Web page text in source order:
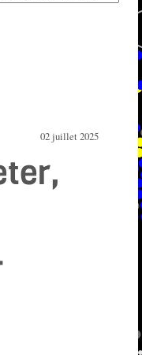
02 juillet 2025